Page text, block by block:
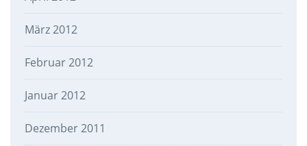
März 2012
Februar 2012
Januar 2012
Dezember 2011